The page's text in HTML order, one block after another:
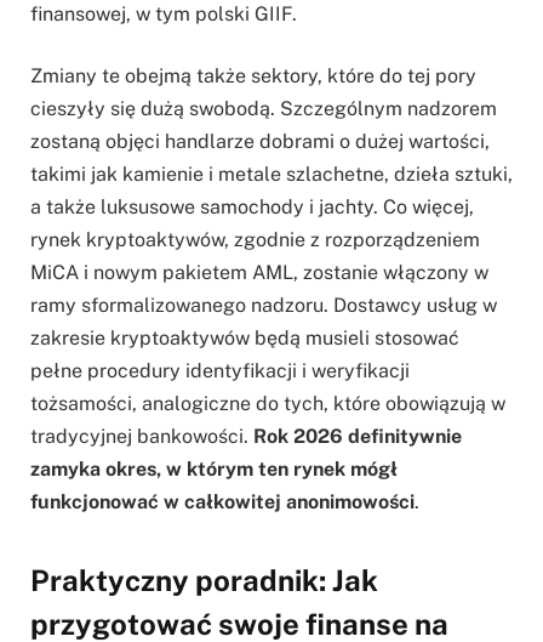
finansowej, w tym polski GIIF.
Zmiany te obejmą także sektory, które do tej pory
cieszyły się dużą swobodą. Szczególnym nadzorem
zostaną objęci handlarze dobrami o dużej wartości,
takimi jak kamienie i metale szlachetne, dzieła sztuki,
a także luksusowe samochody i jachty. Co więcej,
rynek kryptoaktywów, zgodnie z rozporządzeniem
MiCA i nowym pakietem AML, zostanie włączony w
ramy sformalizowanego nadzoru. Dostawcy usług w
zakresie kryptoaktywów będą musieli stosować
pełne procedury identyfikacji i weryfikacji
tożsamości, analogiczne do tych, które obowiązują w
tradycyjnej bankowości. Rok 2026 definitywnie
zamyka okres, w którym ten rynek mógł
funkcjonować w całkowitej anonimowości.
Praktyczny poradnik: Jak
przygotować swoje finanse na